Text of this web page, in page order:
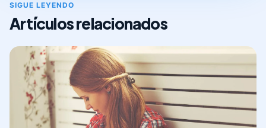
SIGUE LEYENDO
Artículos relacionados